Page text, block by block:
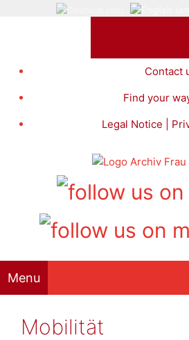
Contact
Find your
Legal Notice |
Menu
Mobilität